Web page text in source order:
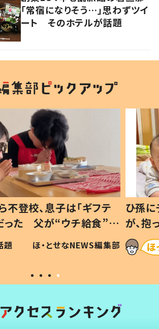
「常宿になりそう…」思わずツイ
ート そのホテルが話題
不登校、息子は「ギフテ
った 父が“ウチ給食”を
ける理由とは #令和の親
子
題 ほ・とせなNEWS編集部
ひ孫
が、
「涙が
い」